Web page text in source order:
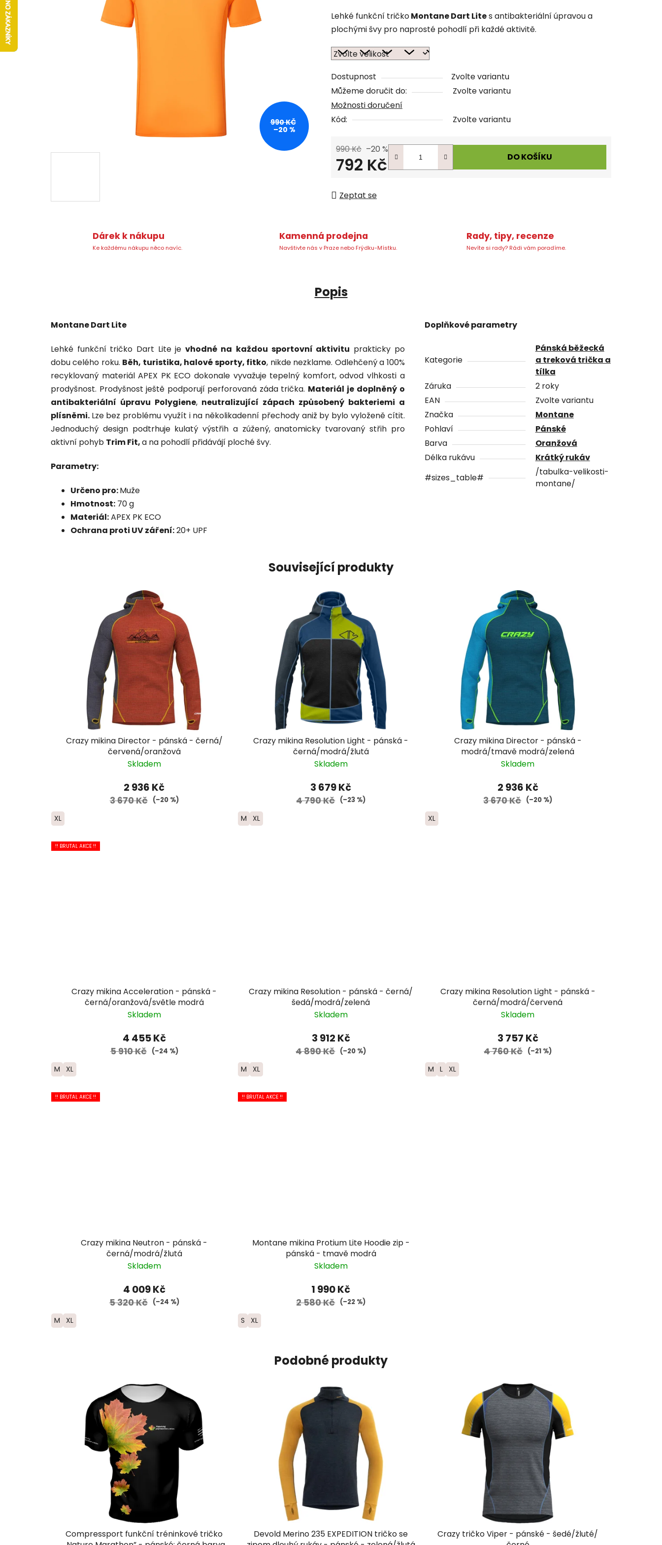
Lehké funkční tričkoMontane Dart Lites antibakteriální úpravou a
plochými švy pro naprosté pohodlí při každé aktivitě.
Dostupnost
Zvolte variantu
Můžeme doručit do:
Zvolte variantu
Možnosti doručení
Kód:
Zvolte variantu
990 Kč –20 %
792 Kč DO KOŠÍKU
Zeptat se
990 KČ
–20 %
Dárek k nákupu
Ke každému nákupu něco navíc.
Kamenná prodejna
Navštivte nás v Praze nebo Frýdku-Místku.
Rady, tipy, recenze
Nevíte si rady? Rádi vám poradíme.
Popis
Montane Dart Lite
Lehké funkční tričko Dart Lite je vhodné na každou sportovní aktivitu prakticky po
dobu celého roku. Běh, turistika, halové sporty, fitko, nikde nezklame. Odlehčený a 100%
recyklovaný materiál APEX PK ECO dokonale vyvažuje tepelný komfort, odvod vlhkosti a
prodyšnost. Prodyšnost ještě podporují perforovaná záda trička. Materiál je doplněný o
antibakteriální úpravu Polygiene, neutralizující zápach způsobený bakteriemi a
plísněmi. Lze bez problému využít i na několikadenní přechody aniž by bylo vyloženě cítit.
Jednoduchý design podtrhuje kulatý výstřih a zúžený, anatomicky tvarovaný střih pro
aktivní pohyb Trim Fit,a na pohodlí přidávájí ploché švy.
Parametry:
Určeno pro:Muže
Hmotnost: 70 g
Materiál:APEX PK ECO
Ochrana proti UV záření:20+ UPF
Doplňkové parametry
Kategorie
Pánská běžecká
a treková trička a
tílka
Záruka
2 roky
EAN
Zvolte variantu
Značka
Montane
Pohlaví
Pánské
Barva
Oranžová
Délka rukávu
Krátký rukáv
#sizes_table#
/tabulka-velikosti-
montane/
Související produkty
Crazy mikina Director - pánská - černá/
červená/oranžová
Skladem
2 936 Kč
3 670 Kč (–20 %)
XL
Crazy mikina Resolution Light - pánská -
černá/modrá/žlutá
Skladem
3 679 Kč
4 790 Kč (–23 %)
M XL
Crazy mikina Director - pánská -
modrá/tmavě modrá/zelená
Skladem
2 936 Kč
3 670 Kč (–20 %)
XL
!! BRUTAL AKCE !!
Crazy mikina Acceleration - pánská -
černá/oranžová/světle modrá
Skladem
4 455 Kč
5 910 Kč (–24 %)
M XL
Crazy mikina Resolution - pánská - černá/
šedá/modrá/zelená
Skladem
3 912 Kč
4 890 Kč (–20 %)
M XL
Crazy mikina Resolution Light - pánská -
černá/modrá/červená
Skladem
3 757 Kč
4 760 Kč (–21 %)
M L XL
!! BRUTAL AKCE !!
Crazy mikina Neutron - pánská -
černá/modrá/žlutá
Skladem
4 009 Kč
5 320 Kč (–24 %)
M XL
!! BRUTAL AKCE !!
Montane mikina Protium Lite Hoodie zip -
pánská - tmavě modrá
Skladem
1 990 Kč
2 580 Kč (–22 %)
S XL
Podobné produkty
Compressport funkční tréninkové tričko
Devold Merino 235 EXPEDITION tričko se
Crazy tričko Viper - pánské - šedé/žluté/